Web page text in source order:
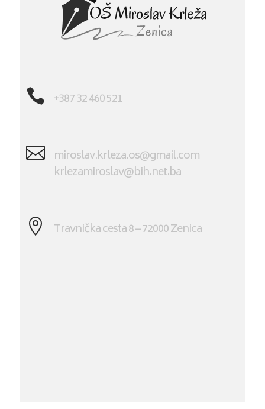
 +387 32 460 521
 miroslav.krleza.os@gmail.com
krlezamiroslav@bih.net.ba
 Travnička cesta 8 – 72000 Zenica